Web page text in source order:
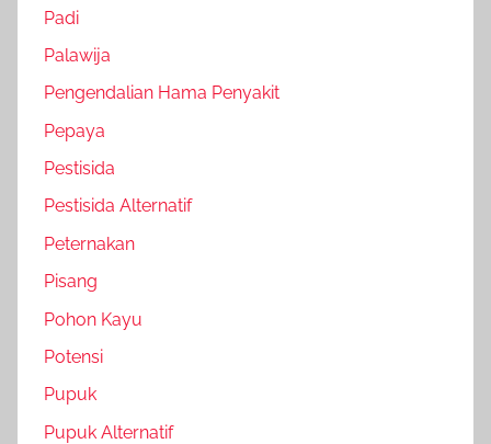
Padi
Palawija
Pengendalian Hama Penyakit
Pepaya
Pestisida
Pestisida Alternatif
Peternakan
Pisang
Pohon Kayu
Potensi
Pupuk
Pupuk Alternatif